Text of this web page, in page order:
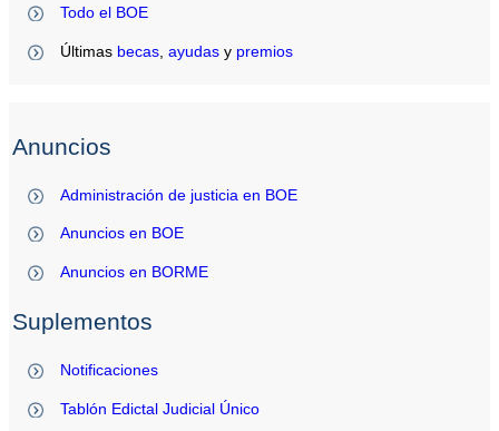
Todo el BOE
Últimas becas ,ayudas y premios
Anuncios
Administración de justicia en BOE
Anuncios en BOE
Anuncios en BORME
Suplementos
Notificaciones
Tablón Edictal Judicial Único